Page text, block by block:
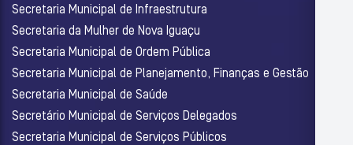
Secretaria Municipal de Infraestrutura
Secretaria da Mulher de Nova Iguaçu
Secretaria Municipal de Ordem Pública
Secretaria Municipal de Planejamento, Finanças e Gestão
Secretaria Municipal de Saúde
Secretário Municipal de Serviços Delegados
Secretaria Municipal de Serviços Públicos